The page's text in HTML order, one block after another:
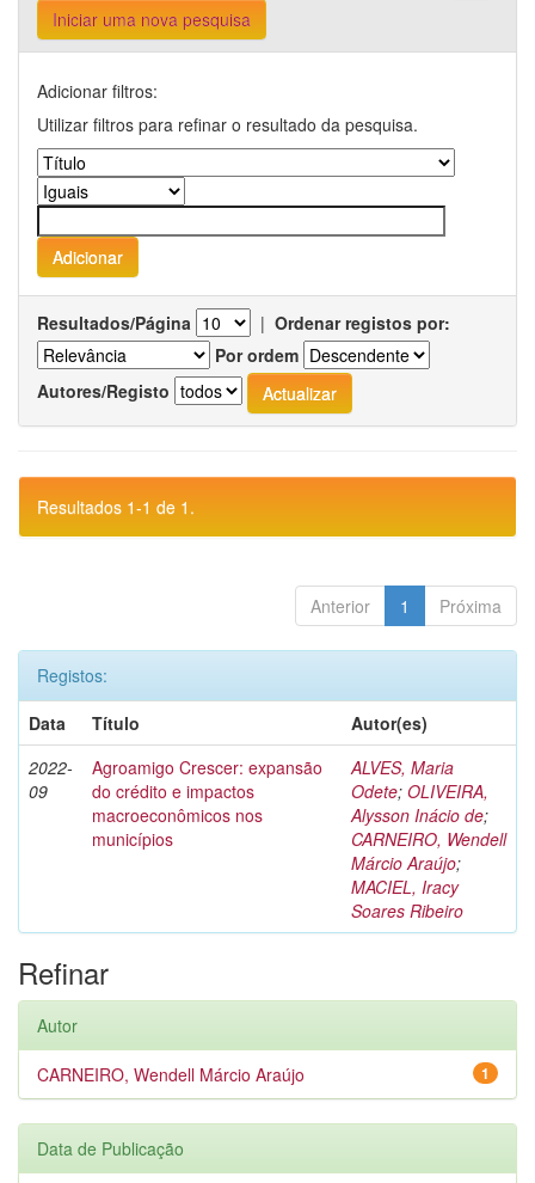
Iniciar uma nova pesquisa
Adicionar filtros:
Utilizar filtros para refinar o resultado da pesquisa.
Resultados/Página | Ordenar registos por:
Por ordem
Autores/Registo
Resultados 1-1 de 1.
Anterior 1 Próxima
Registos:
Data
Título
Autor(es)
2022-
09
Agroamigo Crescer: expansão
do crédito e impactos
macroeconômicos nos
municípios
ALVES, Maria
Odete; OLIVEIRA,
Alysson Inácio de;
CARNEIRO, Wendell
Márcio Araújo;
MACIEL, Iracy
Soares Ribeiro
Refinar
Autor
1
CARNEIRO, Wendell Márcio Araújo
Data de Publicação